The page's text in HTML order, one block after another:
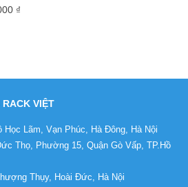
₫
VIỆT
Học Lãm, Vạn Phúc, Hà Đông, Hà Nội
Thọ, Phường 15, Quận Gò Vấp, TP.Hồ
Thụy, Hoài Đức, Hà Nội